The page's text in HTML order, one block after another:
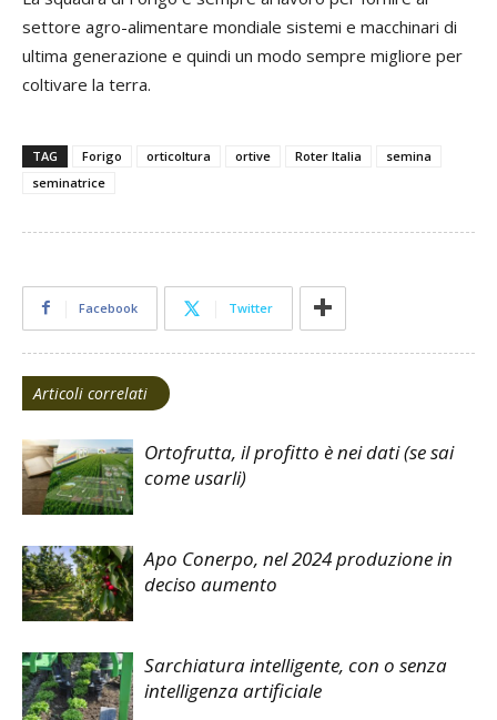
settore agro-alimentare mondiale sistemi e macchinari di
ultima generazione e quindi un modo sempre migliore per
coltivare la terra.
TAG Forigo orticoltura ortive Roter Italia
semina
seminatrice
Facebook Twitter
Articoli correlati
Ortofrutta, il profitto è nei dati (se sai
come usarli)
Apo Conerpo, nel 2024 produzione in
deciso aumento
Sarchiatura intelligente, con o senza
intelligenza artificiale